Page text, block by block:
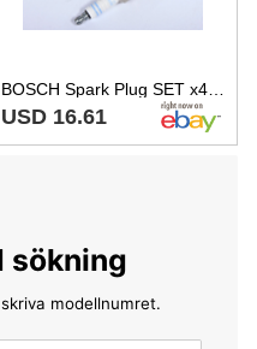
BOSCH Spark Plug SET x4 pcs Fits OPEL SAAB SKODA VW M2 1.0-3.2L 1981-
USD 16.61
sökning
modellnumret.